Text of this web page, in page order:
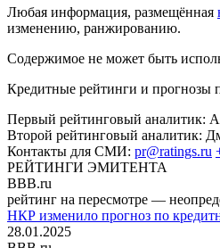
Любая информация, размещённая
изменению, ранжированию.
Содержимое не может быть
Кредитные рейтинги и прогнозы
Первый рейтинговый аналитик:
Второй рейтинговый аналитик:
Контакты для СМИ: pr@ratings.ru
РЕЙТИНГИ ЭМИТЕНТА
BBB.ru
рейтинг на пересмотре —
НКР изменило прогноз по
28.01.2025